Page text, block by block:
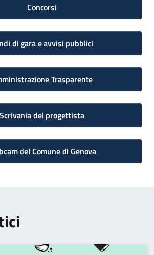
Concorsi
di gara e avvisi pubblici
Trasparente
Scrivania del progettista
del Comune di Genova